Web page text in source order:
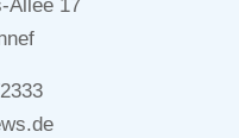
Allee 17